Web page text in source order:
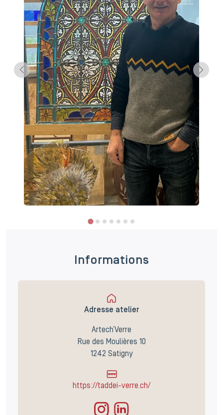
Informations
Adresse atelier
Artech’Verre
Rue des Moulières 10
1242 Satigny
https://taddei-verre.ch/